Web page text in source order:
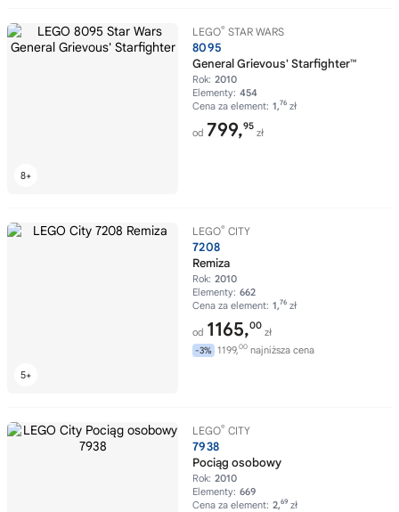
LEGO® STAR WARS
8095
General Grievous' Starfighter™
Rok: 2010
Elementy: 454
Cena za element: 1,76 zł
od 799,95
zł
LEGO® CITY
7208
Remiza
Rok: 2010
Elementy: 662
Cena za element: 1,76 zł
od 1165,00
zł
-3% 1199,00 najniższa cena
LEGO® CITY
7938
Pociąg osobowy
Rok: 2010
Elementy: 669
Cena za element: 2,69 zł